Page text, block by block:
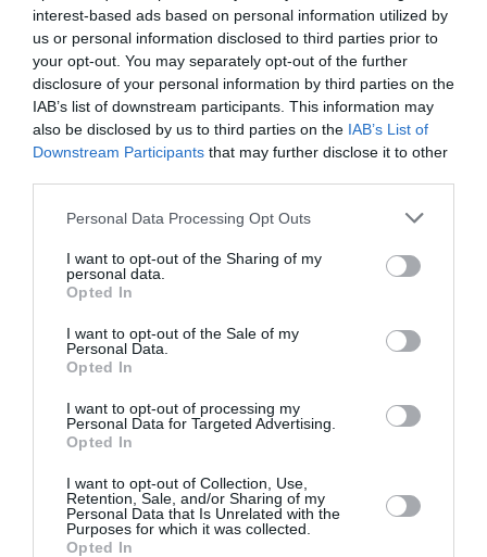
interest-based ads based on personal information utilized by
us or personal information disclosed to third parties prior to
your opt-out. You may separately opt-out of the further
disclosure of your personal information by third parties on the
IAB’s list of downstream participants. This information may
also be disclosed by us to third parties on the IAB’s List of
Downstream Participants that may further disclose it to other
Personal Data Processing Opt Outs
I want to opt-out of the Sharing of my
personal data.
Opted In
I want to opt-out of the Sale of my
Personal Data.
Opted In
I want to opt-out of processing my
Personal Data for Targeted Advertising.
Opted In
I want to opt-out of Collection, Use,
Retention, Sale, and/or Sharing of my
Personal Data that Is Unrelated with the
Purposes for which it was collected.
Opted In
Πολυάννα Το
παιχνίδι της χαράς,
της Κάρμεν
Ρουγγέρη στο 55ο
Φεστιβάλ Ολύμπου
2026
ΚΠΙΣΝ: Park your
Cinema – Αύγουστος
2026
O κύριος Βρομύλος,
Ουάλιαμς σε
σκηνοθεσία
Δημήτρη Δεγαΐτη
Φεστιβάλ Άνδρου
Ζωρζ Σαρή σε
σκηνοθεσία
Κινηματογράφο
Αθηναία